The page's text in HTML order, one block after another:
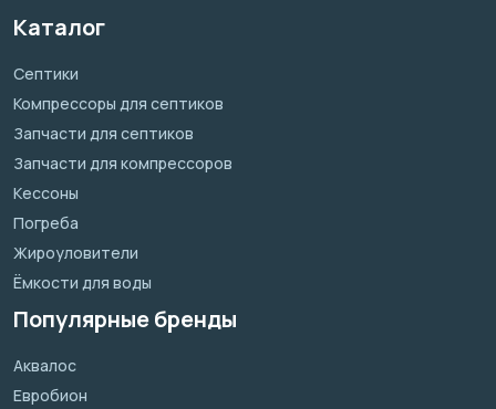
Каталог
Септики
Компрессоры для септиков
Запчасти для септиков
Запчасти для компрессоров
Кессоны
Погреба
Жироуловители
Ёмкости для воды
Популярные бренды
Аквалос
Евробион